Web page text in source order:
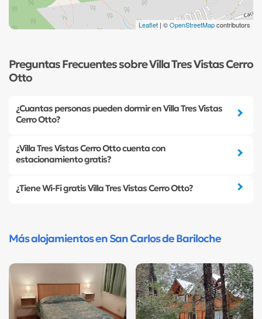
Leaflet | ©OpenStreetMapcontributors
Preguntas Frecuentes sobre Villa Tres Vistas Cerro
Otto
¿Cuantas personas pueden dormir en Villa Tres Vistas
Cerro Otto?
¿Villa Tres Vistas Cerro Otto cuenta con
estacionamiento gratis?
¿Tiene Wi-Fi gratis Villa Tres Vistas Cerro Otto?
Más alojamientos en San Carlos de Bariloche